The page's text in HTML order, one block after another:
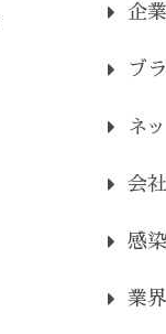
企
ブ
ネ
会
感
業